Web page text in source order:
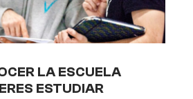
LA ESCUELA
ESTUDIAR